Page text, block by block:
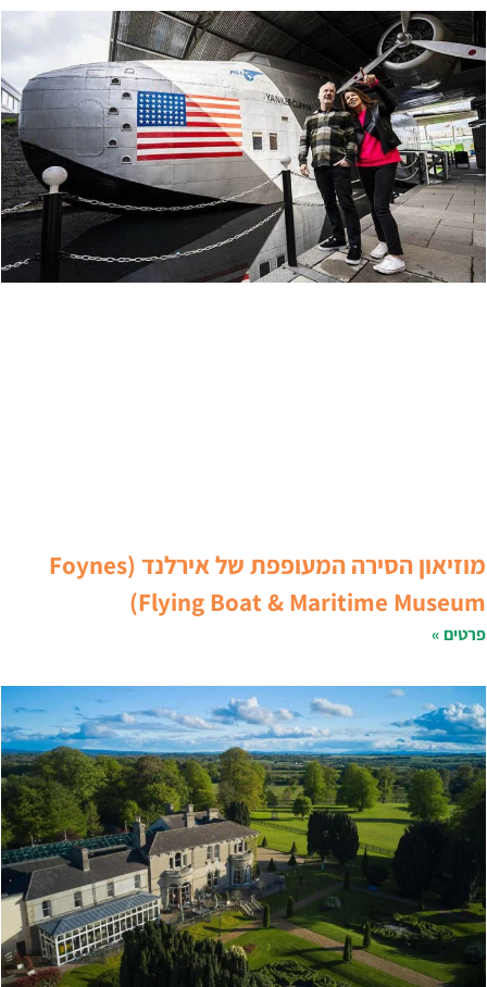
מוזיאון הסירה המעופפת של אירלנד (Foynes
Flying Boat & Maritime Museum)
פרטים »